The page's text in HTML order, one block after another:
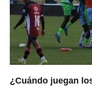
¿Cuándo juegan